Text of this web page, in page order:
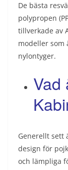
De bästa
polypropen
tillverkade av
modeller som
nylontyger.
Vad
Generellt sett
design för
och lämpliga